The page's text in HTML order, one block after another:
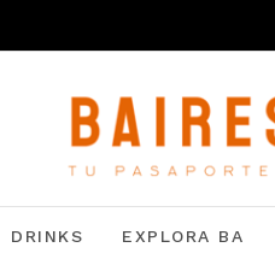
DRINKS EXPLORA BA